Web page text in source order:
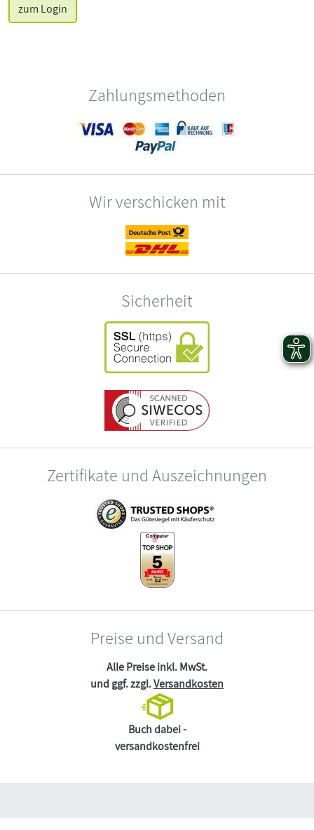
zum Login
Zahlungsmethoden
Wir verschicken mit
Sicherheit
Zertifikate und Auszeichnungen
Preise und Versand
Alle Preise inkl. MwSt.
und ggf. zzgl.Versandkosten
Buch dabei -
versandkostenfrei